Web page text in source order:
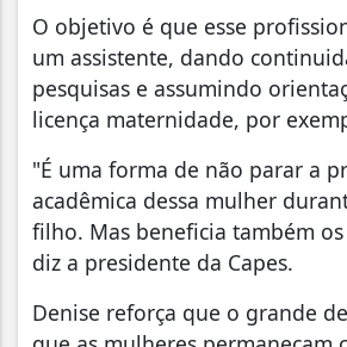
O objetivo é que esse
um assistente, dando
pesquisas e assumindo
licença maternidade, por
"É uma forma de não parar a
acadêmica dessa mulher
filho. Mas beneficia também
diz a presidente da Capes.
Denise reforça que o grande